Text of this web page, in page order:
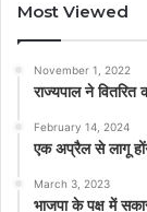
Most Viewed
November 1, 2022
राज्यपाल ने वितरित
February 14, 2024
एक अप्रैल से लागू
March 3, 2023
भाजपा के पक्ष में